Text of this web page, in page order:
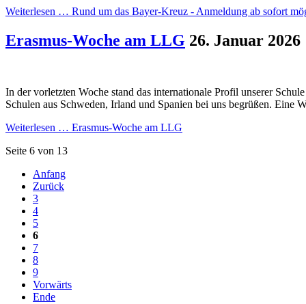
Weiterlesen … Rund um das Bayer-Kreuz - Anmeldung ab sofort
Erasmus-Woche am LLG 26. Januar 2026
In der vorletzten Woche stand das internationale Profil unserer
Schulen aus Schweden, Irland und Spanien bei uns begrüßen. Eine
Weiterlesen … Erasmus-Woche am LLG
Seite 6 von 13
Anfang
Zurück
3
4
5
6
7
8
9
Vorwärts
Ende